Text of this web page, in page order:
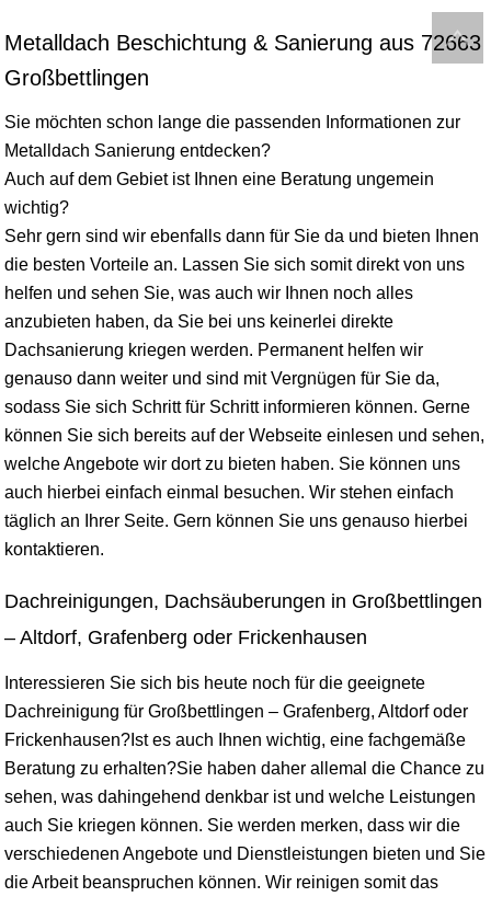
Metalldach Beschichtung & Sanierung aus 72663
Großbettlingen
Sie möchten schon lange die passenden Informationen zur
Metalldach Sanierung entdecken?
Auch auf dem Gebiet ist Ihnen eine Beratung ungemein
wichtig?
Sehr gern sind wir ebenfalls dann für Sie da und bieten Ihnen
die besten Vorteile an. Lassen Sie sich somit direkt von uns
helfen und sehen Sie, was auch wir Ihnen noch alles
anzubieten haben, da Sie bei uns keinerlei direkte
Dachsanierung kriegen werden. Permanent helfen wir
genauso dann weiter und sind mit Vergnügen für Sie da,
sodass Sie sich Schritt für Schritt informieren können. Gerne
können Sie sich bereits auf der Webseite einlesen und sehen,
welche Angebote wir dort zu bieten haben. Sie können uns
auch hierbei einfach einmal besuchen. Wir stehen einfach
täglich an Ihrer Seite. Gern können Sie uns genauso hierbei
kontaktieren.
Dachreinigungen, Dachsäuberungen in Großbettlingen
– Altdorf, Grafenberg oder Frickenhausen
Interessieren Sie sich bis heute noch für die geeignete
Dachreinigung für Großbettlingen – Grafenberg, Altdorf oder
Frickenhausen?Ist es auch Ihnen wichtig, eine fachgemäße
Beratung zu erhalten?Sie haben daher allemal die Chance zu
sehen, was dahingehend denkbar ist und welche Leistungen
auch Sie kriegen können. Sie werden merken, dass wir die
verschiedenen Angebote und Dienstleistungen bieten und Sie
die Arbeit beanspruchen können. Wir reinigen somit das